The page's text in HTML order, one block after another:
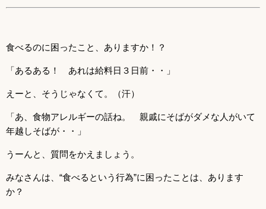
食べるのに困ったこと、ありますか！？
「あるある！ あれは給料日３日前・・」
えーと、そうじゃなくて。（汗）
「あ、食物アレルギーの話ね。 親戚にそばがダメな人がいて
年越しそばが・・」
うーんと、質問をかえましょう。
みなさんは、“食べるという行為”に困ったことは、あります
か？